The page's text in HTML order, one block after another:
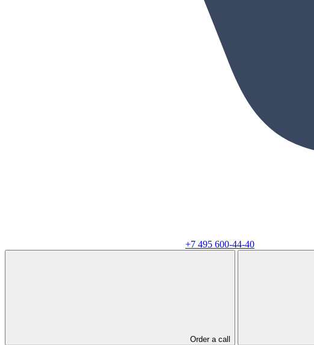
+7 495 600-44-40
Order a call